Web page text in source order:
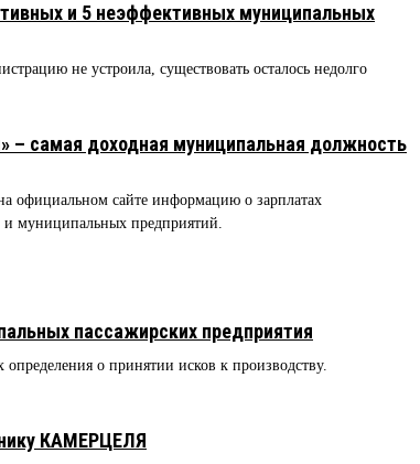
и 5 неэффективных муниципальных
не устроила, существовать осталось недолго
– самая доходная муниципальная должность
официальном сайте информацию о зарплатах
муниципальных предприятий.
пассажирских предприятия
о принятии исков к производству.
КАМЕРЦЕЛЯ